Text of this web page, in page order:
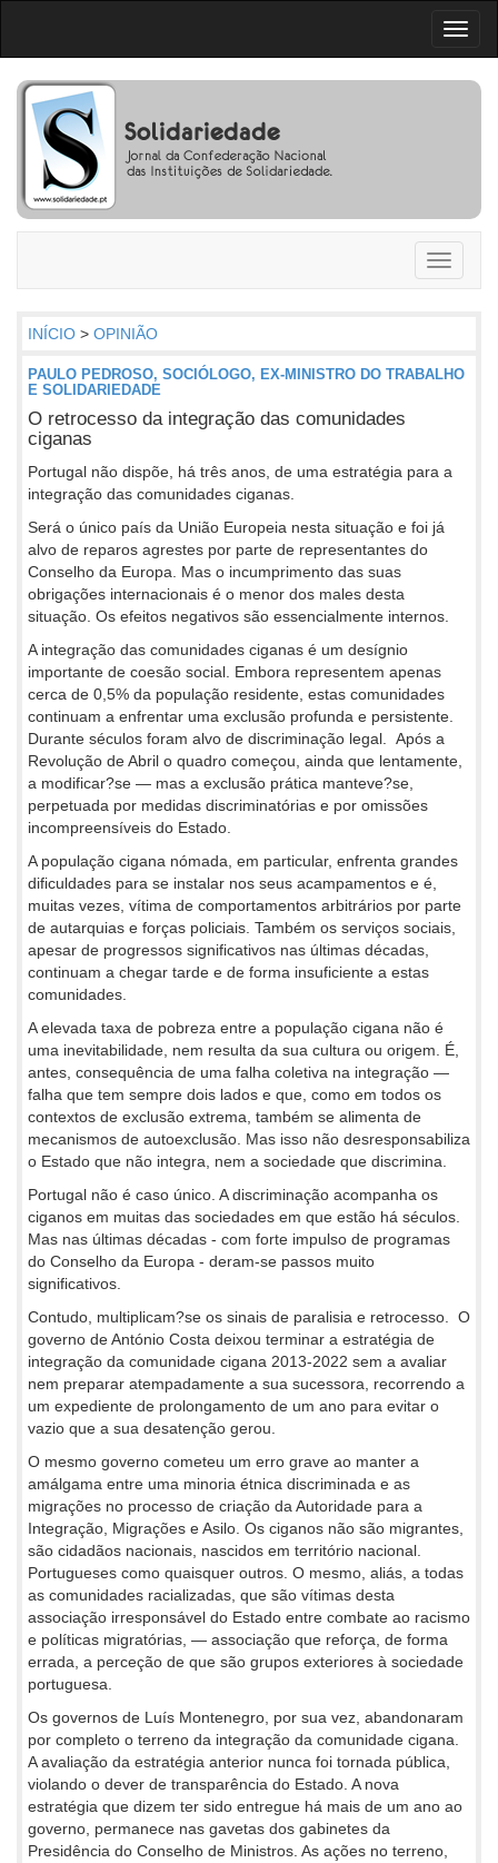
Toggle
INÍCIO > OPINIÃO
PAULO PEDROSO, SOCIÓLOGO, EX-MINISTRO DO TRABALHO
E SOLIDARIEDADE
O retrocesso da integração das comunidades
ciganas
Portugal não dispõe, há três anos, de uma estratégia para a
integração das comunidades ciganas.
Será o único país da União Europeia nesta situação e foi já
alvo de reparos agrestes por parte de representantes do
Conselho da Europa. Mas o incumprimento das suas
obrigações internacionais é o menor dos males desta
situação. Os efeitos negativos são essencialmente internos.
A integração das comunidades ciganas é um desígnio
importante de coesão social. Embora representem apenas
cerca de 0,5% da população residente, estas comunidades
continuam a enfrentar uma exclusão profunda e persistente.
Durante séculos foram alvo de discriminação legal. Após a
Revolução de Abril o quadro começou, ainda que lentamente,
a modificar?se — mas a exclusão prática manteve?se,
perpetuada por medidas discriminatórias e por omissões
incompreensíveis do Estado.
A população cigana nómada, em particular, enfrenta grandes
dificuldades para se instalar nos seus acampamentos e é,
muitas vezes, vítima de comportamentos arbitrários por parte
de autarquias e forças policiais. Também os serviços sociais,
apesar de progressos significativos nas últimas décadas,
continuam a chegar tarde e de forma insuficiente a estas
comunidades.
A elevada taxa de pobreza entre a população cigana não é
uma inevitabilidade, nem resulta da sua cultura ou origem. É,
antes, consequência de uma falha coletiva na integração —
falha que tem sempre dois lados e que, como em todos os
contextos de exclusão extrema, também se alimenta de
mecanismos de autoexclusão. Mas isso não desresponsabiliza
o Estado que não integra, nem a sociedade que discrimina.
Portugal não é caso único. A discriminação acompanha os
ciganos em muitas das sociedades em que estão há séculos.
Mas nas últimas décadas - com forte impulso de programas
do Conselho da Europa - deram-se passos muito
significativos.
Contudo, multiplicam?se os sinais de paralisia e retrocesso. O
governo de António Costa deixou terminar a estratégia de
integração da comunidade cigana 2013-2022 sem a avaliar
nem preparar atempadamente a sua sucessora, recorrendo a
um expediente de prolongamento de um ano para evitar o
vazio que a sua desatenção gerou.
O mesmo governo cometeu um erro grave ao manter a
amálgama entre uma minoria étnica discriminada e as
migrações no processo de criação da Autoridade para a
Integração, Migrações e Asilo. Os ciganos não são migrantes,
são cidadãos nacionais, nascidos em território nacional.
Portugueses como quaisquer outros. O mesmo, aliás, a todas
as comunidades racializadas, que são vítimas desta
associação irresponsável do Estado entre combate ao racismo
e políticas migratórias, — associação que reforça, de forma
errada, a perceção de que são grupos exteriores à sociedade
portuguesa.
Os governos de Luís Montenegro, por sua vez, abandonaram
por completo o terreno da integração da comunidade cigana.
A avaliação da estratégia anterior nunca foi tornada pública,
violando o dever de transparência do Estado. A nova
estratégia que dizem ter sido entregue há mais de um ano ao
governo, permanece nas gavetas dos gabinetes da
Presidência do Conselho de Ministros. As ações no terreno,